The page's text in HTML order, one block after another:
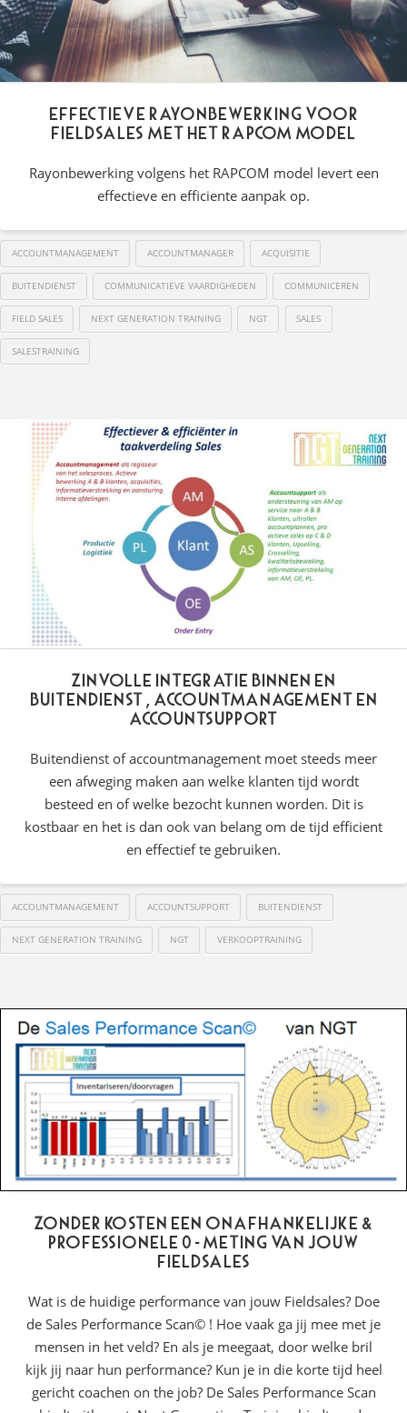
Effectieve rayonbewerking voor
Fieldsales met het RAPCOM model
Rayonbewerking volgens het RAPCOM model levert een
effectieve en efficiente aanpak op.
ACCOUNTMANAGEMENT ACCOUNTMANAGER ACQUISITIE
BUITENDIENST COMMUNICATIEVE VAARDIGHEDEN COMMUNICEREN
FIELD SALES NEXT GENERATION TRAINING NGT SALES
SALESTRAINING
Zinvolle integratie binnen en
buitendienst, accountmanagement en
accountsupport
Buitendienst of accountmanagement moet steeds meer
een afweging maken aan welke klanten tijd wordt
besteed en of welke bezocht kunnen worden. Dit is
kostbaar en het is dan ook van belang om de tijd efficient
en effectief te gebruiken.
ACCOUNTMANAGEMENT ACCOUNTSUPPORT BUITENDIENST
NEXT GENERATION TRAINING NGT VERKOOPTRAINING
Zonder kosten een onafhankelijke &
professionele 0-meting van jouw
Fieldsales
Wat is de huidige performance van jouw Fieldsales? Doe
de Sales Performance Scan© ! Hoe vaak ga jij mee met je
mensen in het veld? En als je meegaat, door welke bril
kijk jij naar hun performance? Kun je in die korte tijd heel
gericht coachen on the job? De Sales Performance Scan